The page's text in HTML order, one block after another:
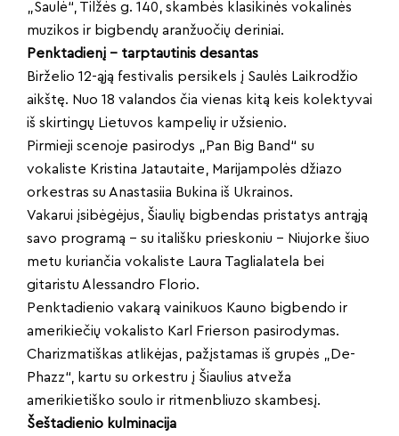
„Saulė“, Tilžės g. 140, skambės klasikinės vokalinės
muzikos ir bigbendų aranžuočių deriniai.
Penktadienį – tarptautinis desantas
Birželio 12-ąją festivalis persikels į Saulės Laikrodžio
aikštę. Nuo 18 valandos čia vienas kitą keis kolektyvai
iš skirtingų Lietuvos kampelių ir užsienio.
Pirmieji scenoje pasirodys „Pan Big Band“ su
vokaliste Kristina Jatautaite, Marijampolės džiazo
orkestras su Anastasiia Bukina iš Ukrainos.
Vakarui įsibėgėjus, Šiaulių bigbendas pristatys antrąją
savo programą – su itališku prieskoniu – Niujorke šiuo
metu kuriančia vokaliste Laura Taglialatela bei
gitaristu Alessandro Florio.
Penktadienio vakarą vainikuos Kauno bigbendo ir
amerikiečių vokalisto Karl Frierson pasirodymas.
Charizmatiškas atlikėjas, pažįstamas iš grupės „De-
Phazz“, kartu su orkestru į Šiaulius atveža
amerikietiško soulo ir ritmenbliuzo skambesį.
Šeštadienio kulminacija